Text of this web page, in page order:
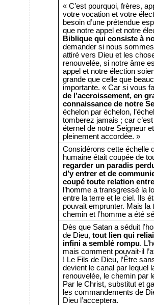
« C’est pourquoi, frères,
votre vocation et votre
besoin d’une prétendue
que notre appel et notre
Biblique qui consiste à
demander si nous
attiré vers Dieu et les
renouvelée, si notre âme
appel et notre élection
grande que celle que
importante. « Car si vous
de l’accroissement, en
connaissance de notre
échelon par échelon,
tomberez jamais ; car
éternel de notre Seigneur
pleinement accordée. »
Considérons cette échelle
humaine était coupée de
regarder un paradis
d’y entrer et de
coupé toute relation
l’homme a transgressé la
entre la terre et le ciel. Ils
pouvait emprunter. Mais
chemin et l’homme a été
Dès que Satan a séduit
de Dieu, tout lien qui
infini a semblé rompu.
mais comment pouvait-il
! Le Fils de Dieu, l’Être
devient le canal par lequel
renouvelée, le chemin par
Par le Christ, substitut et
les commandements de
Dieu l’acceptera.